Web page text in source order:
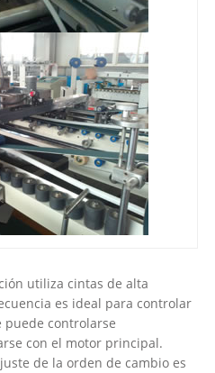
utiliza cintas de alta
es ideal para controlar
puede controlarse
con el motor principal.
de la orden de cambio es